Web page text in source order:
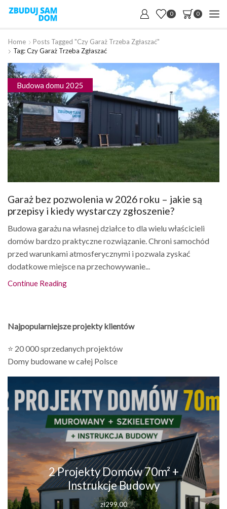
0 0
Home
Posts Tagged "czy Garaż Trzeba Zgłaszać"
Tag: Czy Garaż Trzeba Zgłaszać
Budowa domu 2025
Garaż bez pozwolenia w 2026 roku – jakie są
przepisy i kiedy wystarczy zgłoszenie?
Budowa garażu na własnej działce to dla wielu właścicieli
domów bardzo praktyczne rozwiązanie. Chroni samochód
przed warunkami atmosferycznymi i pozwala zyskać
dodatkowe miejsce na przechowywanie...
Continue Reading
Najpopularniejsze projekty klientów
⭐ 20 000 sprzedanych projektów
Domy budowane w całej Polsce
2 Projekty Domów 70m² +
Instrukcje Budowy
zł299.00